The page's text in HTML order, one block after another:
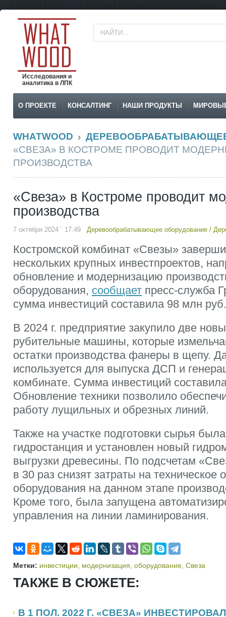
Исследования и
аналитика в ЛПК
О ПРОЕКТЕ КОНСАЛТИНГ НАШИ ПРОДУКТЫ
WHATWOOD
«СВЕЗА» В КОСТРОМЕ ПРОВОДИТ
ПРОИЗВОДСТВА
«Свеза» в Костроме проводит
производства
7 октября 2024 ` 17:49 Деревообрабатывающее оборудование /
Костромской комбинат «Свезы»
нескольких крупных инвестпроектов,
обновление и модернизацию
оборудования, сообщает пресс-служба
сумма инвестиций составила 98 млн руб.
В 2024 г. предприятие закупило две
рубительные машины, которые
остатки производства фанеры в щепу.
используется для выпуска ДСП и
комбинате. Сумма инвестиций
Обновление техники позволило
работу лущильных и обрезных линий.
Также на участке подготовки сырья
гидростанция и установлен новый
выгрузки древесины. По подсчетам
в 30 раз снизят затраты на техническое
оборудования на данном этапе
Кроме того, была запущена
управления на линии ламинирования.
Метки: инвестиции модернизация оборудование Свеза
ТАКЖЕ В СЮЖЕТЕ:
В 1 ПОЛ. 2022 Г. «СВЕЗА»